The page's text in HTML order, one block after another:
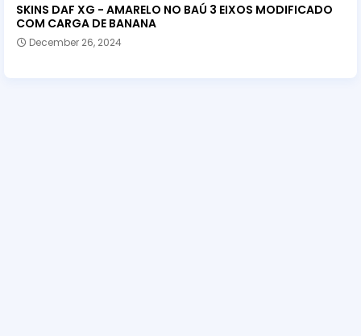
SKINS DAF XG - AMARELO NO BAÚ 3 EIXOS MODIFICADO
COM CARGA DE BANANA
December 26, 2024